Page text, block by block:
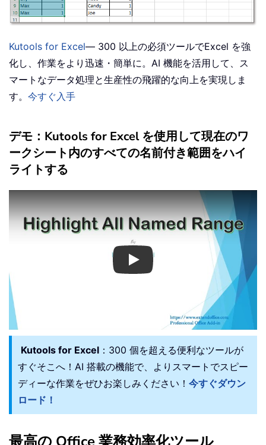
Kutools for Excel— 300 以上の必須ツールでExcel を強
化し、作業をより迅速・簡単に。AI 機能を活用して、ス
マートなデータ処理と生産性の飛躍的な向上を実現しま
す。 今すぐ入手
デモ：Kutools for Excel を使用して現在のワ
ークシート内のすべての名前付き範囲をハイ
ライトする
Play
Kutools for Excel ：300 個を超える便利なツールが
すぐそこへ！AI 搭載の機能で、よりスマートでスピー
ディーな作業をぜひお楽しみください！ 今すぐダウン
ロード！